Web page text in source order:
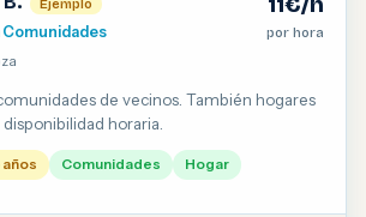
Ejemplo
Comunidades
por hora
de vecinos. También hogares
horaria.
años Comunidades Hogar